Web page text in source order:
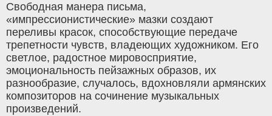
Свободная манера письма,
«импрессионистические» мазки создают
переливы красок, способствующие передаче
трепетности чувств, владеющих художником. Его
светлое, радостное мировосприятие,
эмоциональность пейзажных образов, их
разнообразие, случалось, вдохновляли армянских
композиторов на сочинение музыкальных
произведений.